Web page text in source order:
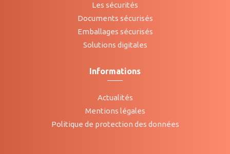
Les sécurités
Documents sécurisés
Emballages sécurisés
Solutions digitales
Informations
Actualités
Mentions légales
Politique de protection des données